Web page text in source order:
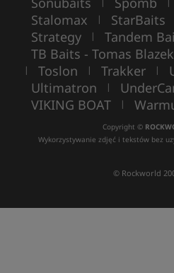
Stalomax | StarBaits
Strategy | Tandem
TB Baits - Tomas Blazek
| Toslon | Trakker |
Ultimatron |
VIKING BOAT |
Copyright ©
Wykorzystywanie zdjęć i tekstów bez
© Rockworld